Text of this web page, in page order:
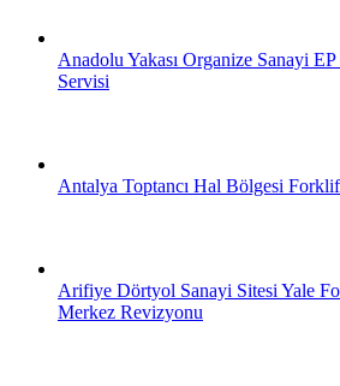
Anadolu Yakası Organize Sanayi
Servisi
Antalya Toptancı Hal Bölgesi
Arifiye Dörtyol Sanayi Sitesi Yale
Merkez Revizyonu